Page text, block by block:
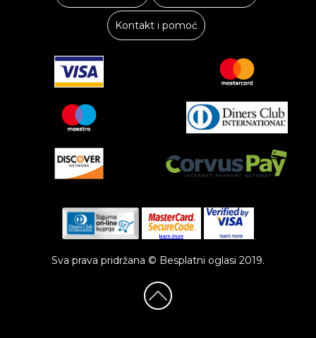
Kontakt i pomoć
Sva prava pridržana © Besplatni oglasi 2019.